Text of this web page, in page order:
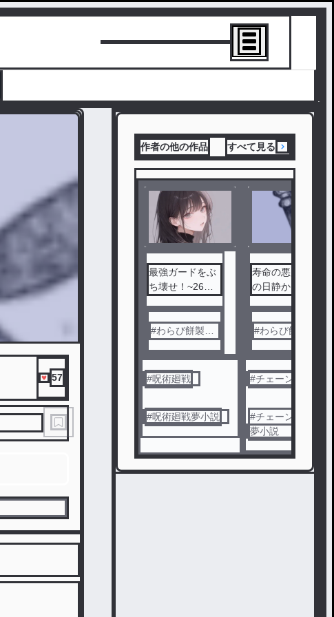
57
作者の他の作品 すべて見る
最強ガードをぶ
ち壊せ！~26
活事務員は呪術
高専で幸せを掴
#わらび餅製造
#呪術廻戦
#呪術廻戦夢小説
寿命の悪魔はそ
の日静かに目を
#わらび餅製造
#チェーンソーマン
#チェーンソーマン
夢小説